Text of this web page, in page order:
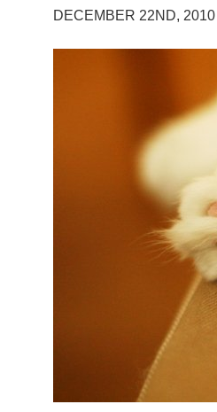
DECEMBER 22ND,